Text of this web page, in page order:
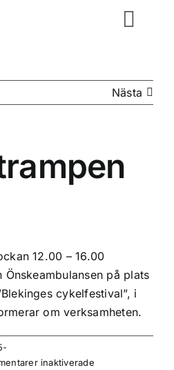
Ide &
Nästa
12.00 – 16.00
på plats
cykelfestival”, i
om verksamheten.
inaktiveradeför